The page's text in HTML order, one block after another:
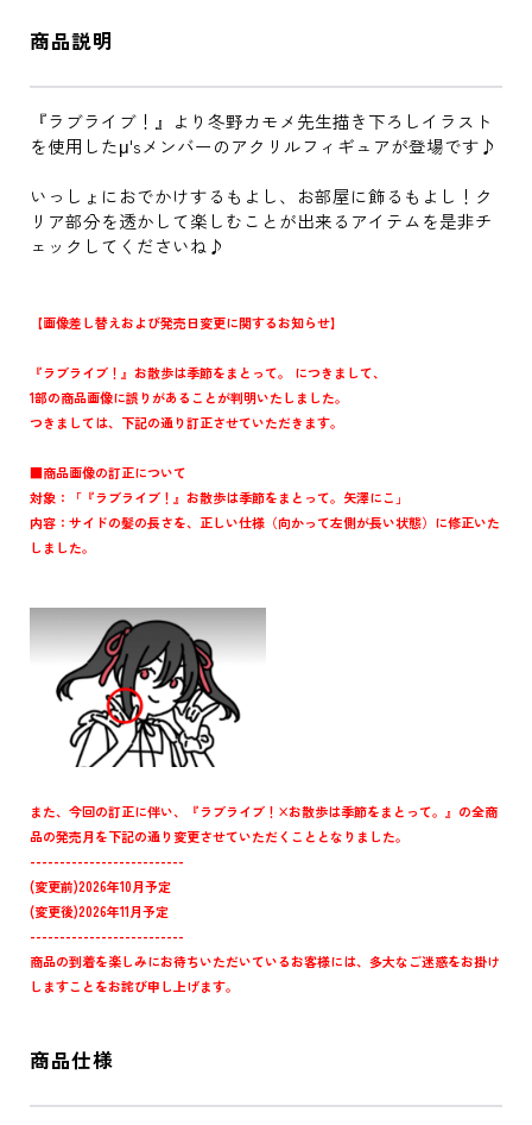
商品説明
『ラブライブ！』より冬野カモメ先生描き下ろしイラスト
を使用したμ'sメンバーのアクリルフィギュアが登場です♪
いっしょにおでかけするもよし、お部屋に飾るもよし！ク
リア部分を透かして楽しむことが出来るアイテムを是非チ
ェックしてくださいね♪
【画像差し替えおよび発売日変更に関するお知らせ】
『ラブライブ！』お散歩は季節をまとって。 につきまして、
1部の商品画像に誤りがあることが判明いたしました。
つきましては、下記の通り訂正させていただきます。
■商品画像の訂正について
対象：「『ラブライブ！』お散歩は季節をまとって。矢澤にこ」
内容：サイドの髪の長さを、正しい仕様（向かって左側が長い状態）に修正いた
しました。
また、今回の訂正に伴い、『ラブライブ！×お散歩は季節をまとって。』の全商
品の発売月を下記の通り変更させていただくこととなりました。
--------------------------
(変更前)2026年10月予定
(変更後)2026年11月予定
--------------------------
商品の到着を楽しみにお待ちいただいているお客様には、多大なご迷惑をお掛け
しますことをお詫び申し上げます。
商品仕様